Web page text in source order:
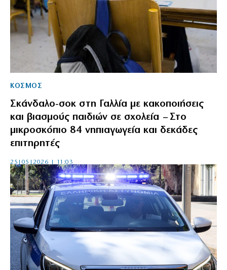
ΚΟΣΜΟΣ
Σκάνδαλο-σοκ στη Γαλλία με κακοποιήσεις
και βιασμούς παιδιών σε σχολεία – Στο
μικροσκόπιο 84 νηπιαγωγεία και δεκάδες
επιτηρητές
25|05|2026 | 11:03